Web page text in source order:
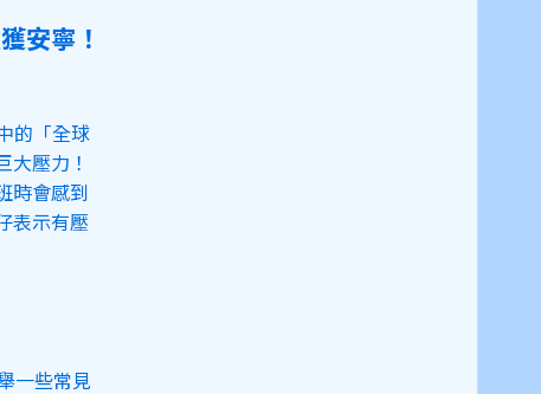
安寧！
的「全球
大壓力！
時會感到
表示有壓
一些常見